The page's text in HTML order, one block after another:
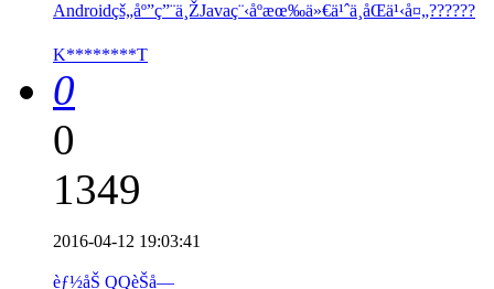
Androidçš„åº”ç”¨ä¸ŽJavaç¨‹åºæœ‰ä»€ä¹ˆä¸åŒä¹‹å¤„??????
K********T
0
0
1349
2016-04-12 19:03:41
èƒ½åŠ QQèŠå—